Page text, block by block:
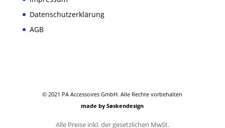
Datenschutzerklärung
AGB
© 2021 PA Accessoires GmbH. Alle Rechte vorbehalten
made by Søskendesign
Alle Preise inkl. der gesetzlichen MwSt.